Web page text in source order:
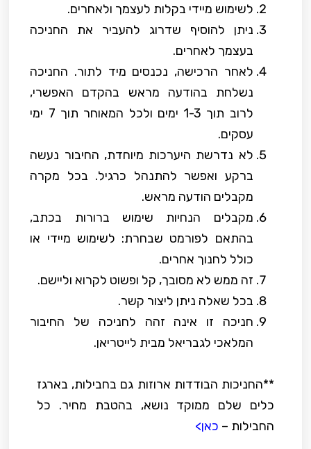
לשימוש מיידי בקלות לעצמך ולאחרים.
ניתן להוסיף שדרוג להעביר את החניכה
בעצמך לאחרים.
לאחר הרכישה, נכנסים מיד לתור. החניכה
נשלחת בהודעה מראש בהקדם האפשרי,
לרוב תוך 1-3 ימים ולכל המאוחר תוך 7 ימי
עסקים.
לא נדרשת היערכות מיוחדת, החיבור נעשה
ברקע ואפשר להתנהל כרגיל. בכל מקרה
מקבלים הודעה מראש.
מקבלים הנחיות שימוש ברורות בכתב,
בהתאם לפורמט שבחרת: לשימוש מיידי או
כולל לחנוך אחרים.
זה ממש לא מסובך, קל ופשוט לקרוא וליישם.
בכל שאלה ניתן ליצור קשר.
חניכה זו אינה זהה לחניכה של החיבור
המלאכי לגבריאל מבית לייטריאן.
**החניכות הבודדות ארוזות גם בחבילות, בארגז
כלים שלם ממוקד נושא, בהטבת מחיר. כל
החבילות – כאן>